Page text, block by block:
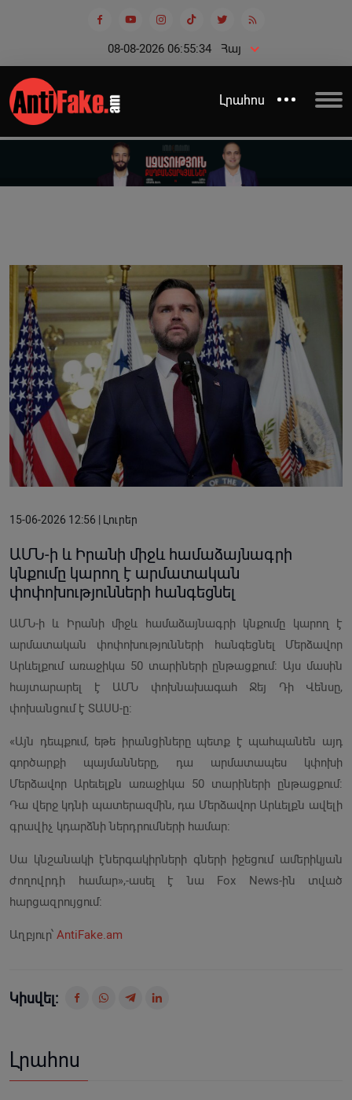
08-08-2026 06:55:35 Հայ
Լրահոս
15-06-2026 12:56 | Լուրեր
ԱՄՆ-ի և Իրանի միջև համաձայնագրի
կնքումը կարող է արմատական
փոփոխությունների հանգեցնել
ԱՄՆ-ի և Իրանի միջև համաձայնագրի կնքումը կարող է
արմատական փոփոխությունների հանգեցնել Մերձավոր
Արևելքում առաջիկա 50 տարիների ընթացքում: Այս մասին
հայտարարել է ԱՄՆ փոխնախագահ Ջեյ Դի Վենսը,
փոխանցում է ՏԱՍՍ-ը։
«Այն դեպքում, եթե իրանցիները պետք է պահպանեն այդ
գործարքի պայմանները, դա արմատապես կփոխի
Մերձավոր Արեւելքն առաջիկա 50 տարիների ընթացքում:
Դա վերջ կդնի պատերազմին, դա Մերձավոր Արևելքն ավելի
գրավիչ կդարձնի ներդրումների համար։
Սա կնշանակի էներգակիրների գների իջեցում ամերիկյան
ժողովրդի համար»,-ասել է նա Fox News-ին տված
հարցազրույցում։
Աղբյուր՝ AntiFake.am
Կիսվել:
Լրահոս